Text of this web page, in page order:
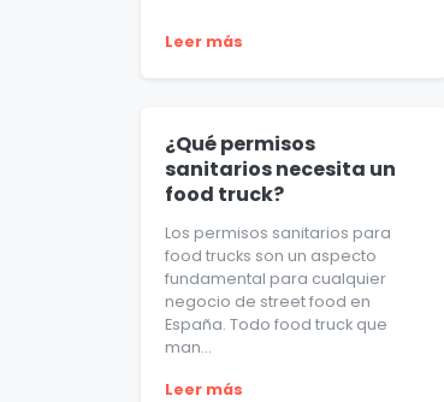
Leer más
¿Qué permisos
sanitarios necesita un
food truck?
Los permisos sanitarios para
food trucks son un aspecto
fundamental para cualquier
negocio de street food en
España. Todo food truck que
man...
Leer más